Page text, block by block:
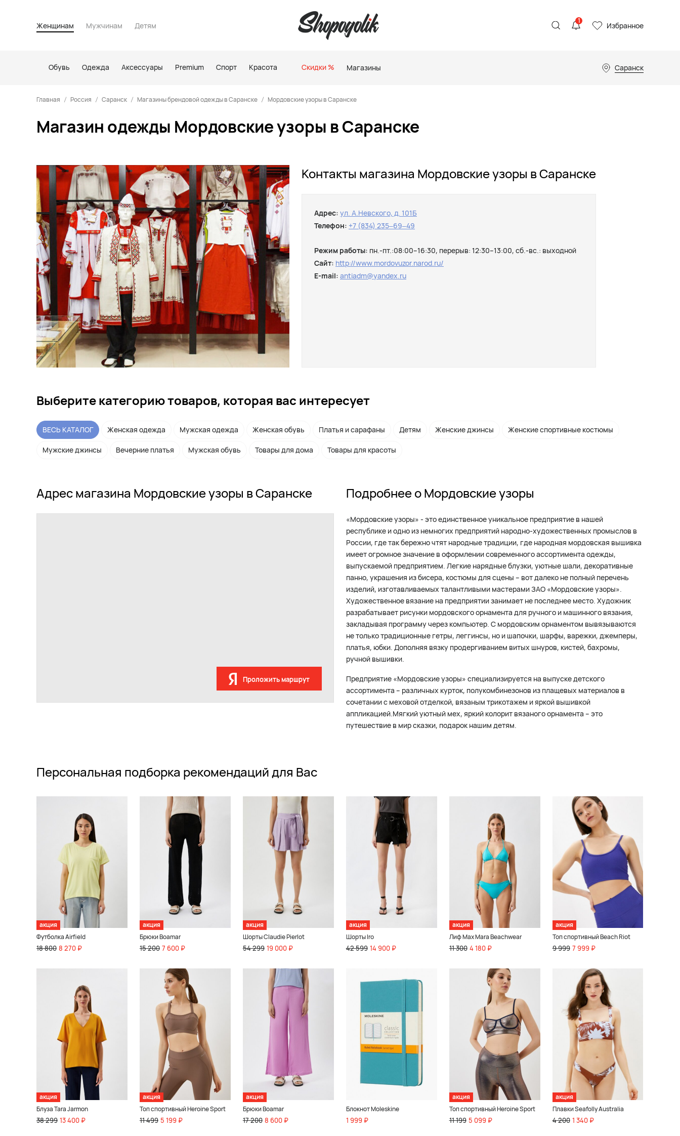
Женщинам Мужчинам Детям
1 Избранное
Обувь Одежда Аксессуары Premium Спорт Красота Скидки % Магазины Саранск
Главная Россия Саранск Магазины брендовой одежды в Саранске Мордовские узоры в Саранске
Магазин одежды Мордовские узоры в Саранске
Контакты магазина Мордовские узоры в Саранске
Адрес: ул. А.Невского, д. 101Б
Телефон: +7 (834) 235‒69‒49
Режим работы: пн.-пт.:08:00–16:30, перерыв: 12:30–13:00, сб.-вс.: выходной
Сайт: http://www.mordovuzor.narod.ru/
E-mail: antiadm@yandex.ru
Выберите категорию товаров, которая вас интересует
ВЕСЬ КАТАЛОГ Женская одежда Мужская одежда Женская обувь Платья и сарафаны Детям Женские джинсы Женские спортивные костюмы
Мужские джинсы Вечерние платья Мужская обувь Товары для дома Товары для красоты
Адрес магазина Мордовские узоры в Саранске
Проложить маршрут
Подробнее о Мордовские узоры
«Мордовские узоры» - это единственное уникальное предприятие в нашей
республике и одно из немногих предприятий народно-художественных промыслов в
России, где так бережно чтят народные традиции, где народная мордовская вышивка
имеет огромное значение в оформлении современного ассортимента одежды,
выпускаемой предприятием. Легкие нарядные блузки, уютные шали, декоративные
панно, украшения из бисера, костюмы для сцены – вот далеко не полный перечень
изделий, изготавливаемых талантливыми мастерами ЗАО «Мордовские узоры».
Художественное вязание на предприятии занимает не последнее место. Художник
разрабатывает рисунки мордовского орнамента для ручного и машинного вязания,
закладывая программу через компьютер. С мордовским орнаментом вывязываются
не только традиционные гетры, леггинсы, но и шапочки, шарфы, варежки, джемперы,
платья, юбки. Дополняя вязку продергиванием витых шнуров, кистей, бахромы,
ручной вышивки.
Предприятие «Мордовские узоры» специализируется на выпуске детского
ассортимента – различных курток, полукомбинезонов из плащевых материалов в
сочетании с меховой отделкой, вязаным трикотажем и яркой вышивкой
аппликацией.Мягкий уютный мех, яркий колорит вязаного орнамента – это
путешествие в мир сказки, подарок нашим детям.
Персональная подборка рекомендаций для Вас
акция
Футболка Airfield
18 800 8 270 ₽
акция
Брюки Boamar
15 200 7 600 ₽
акция
Шорты Claudie Pierlot
54 299 19 000 ₽
акция
Шорты Iro
42 599 14 900 ₽
акция
Лиф Max Mara Beachwear
11 300 4 180 ₽
акция
Топ спортивный Beach Riot
9 999 7 999 ₽
акция
Блуза Tara Jarmon
38 299 13 400 ₽
акция
Топ спортивный Heroine Sport
11 499 5 199 ₽
акция
Брюки Boamar
17 200 8 600 ₽
Блокнот Moleskine
1 999 ₽
акция
Топ спортивный Heroine Sport
11 199 5 099 ₽
акция
Плавки Seafolly Australia
4 200 1 340 ₽